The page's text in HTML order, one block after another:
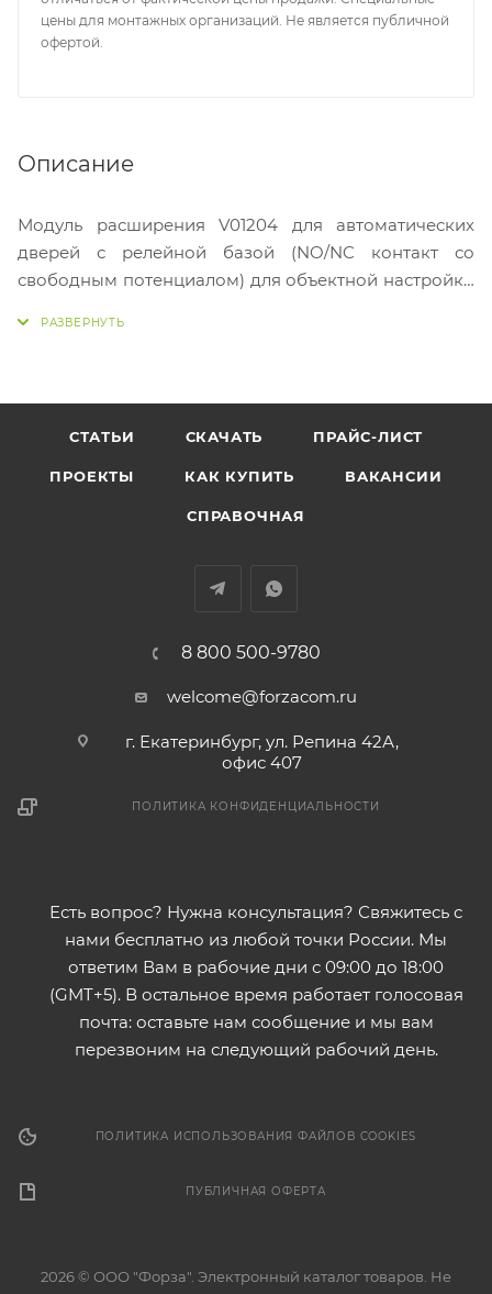
цены для монтажных организаций. Не является публичной
офертой.
Описание
Модуль расширения V01204 для автоматических
дверей с релейной базой (NO/NC контакт со
свободным потенциалом) для объектной настройки
СТАТЬИ СКАЧАТЬ ПРАЙС-ЛИСТ
ПРОЕКТЫ КАК КУПИТЬ ВАКАНСИИ
СПРАВОЧНАЯ
8 800 500-9780
welcome@forzacom.ru
г. Екатеринбург, ул. Репина 42А,
офис 407
ПОЛИТИКА КОНФИДЕНЦИАЛЬНОСТИ
Есть вопрос? Нужна консультация? Свяжитесь с
нами бесплатно из любой точки России. Мы
ответим Вам в рабочие дни с 09:00 до 18:00
(GMT+5). В остальное время работает голосовая
почта: оставьте нам сообщение и мы вам
перезвоним на следующий рабочий день.
ПОЛИТИКА ИСПОЛЬЗОВАНИЯ ФАЙЛОВ COOKIES
ПУБЛИЧНАЯ ОФЕРТА
2026 © ООО "Форза". Электронный каталог товаров. Не